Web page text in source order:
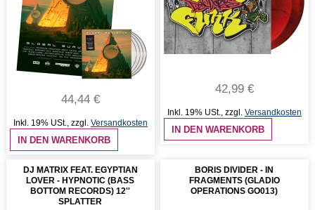
44,44 €
Inkl. 19% USt. zzgl. Versandkosten
IN DEN WARENKORB
42,99 €
Inkl. 19% USt. zzgl. Versandkosten
IN DEN WARENKORB
DJ MATRIX FEAT. EGYPTIAN
LOVER - HYPNOTIC (BASS
BOTTOM RECORDS) 12''
SPLATTER
BORIS DIVIDER - IN
FRAGMENTS (GLADIO
OPERATIONS GO013)